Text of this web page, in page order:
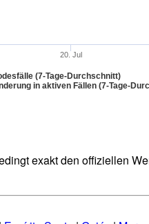
(7-Tage-Durchschnitt)
in aktiven Fällen (7-Tage-
20. Jul
exakt den offiziellen